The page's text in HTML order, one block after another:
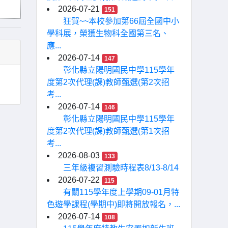
2026-07-21
151
狂賀~~本校參加第66屆全國中小
學科展，榮獲生物科全國第三名、
應...
2026-07-14
147
彰化縣立陽明國民中學115學年
度第2次代理(課)教師甄選(第2次招
考...
2026-07-14
146
彰化縣立陽明國民中學115學年
度第2次代理(課)教師甄選(第1次招
考...
2026-08-03
133
三年級複習測驗時程表8/13-8/14
2026-07-22
115
有關115學年度上學期09-01月特
色遊學課程(學期中)即將開放報名，...
2026-07-14
108